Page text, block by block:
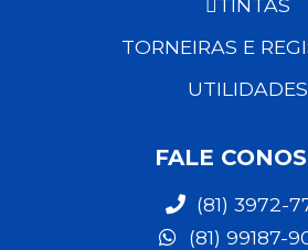
TINTAS
TORNEIRAS E
UTILIDADES
FALE
(81) 3972-
(81) 99187-